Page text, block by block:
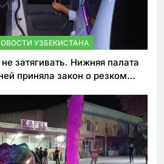
УЗБЕКИСТАНА
затягивать. Нижняя палата
приняла закон о резком